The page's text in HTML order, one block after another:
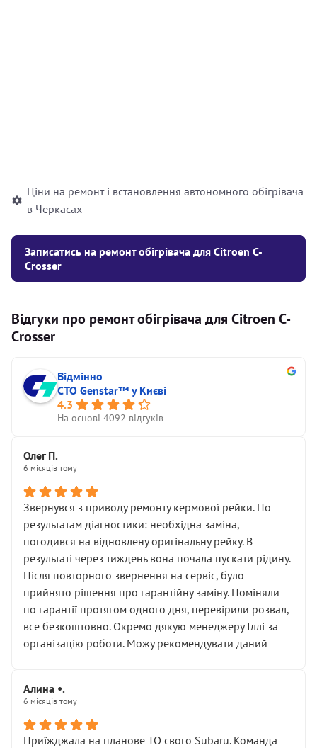
Ціни на ремонт і встановлення автономного обігрівача
в Черкасах
Записатись на ремонт обігрівача для Citroen C-
Crosser
Відгуки про ремонт обігрівача для Citroen C-
Crosser
Відмінно
СТО Genstar™ у Києві
4.3
На основі 4092 відгуків
Олег П.
6 місяців тому
Звернувся з приводу ремонту кермової рейки. По
результатам діагностики: необхідна заміна,
погодився на відновлену оригінальну рейку. В
результаті через тиждень вона почала пускати рідину.
Після повторного звернення на сервіс, було
прийнято рішення про гарантійну заміну. Поміняли
по гарантії протягом одного дня, перевірили розвал,
все безкоштовно. Окремо дякую менеджеру Іллі за
організацію роботи. Можу рекомендувати даний
сервіс.
Алина •.
6 місяців тому
Приїжджала на планове ТО свого Subaru. Команда